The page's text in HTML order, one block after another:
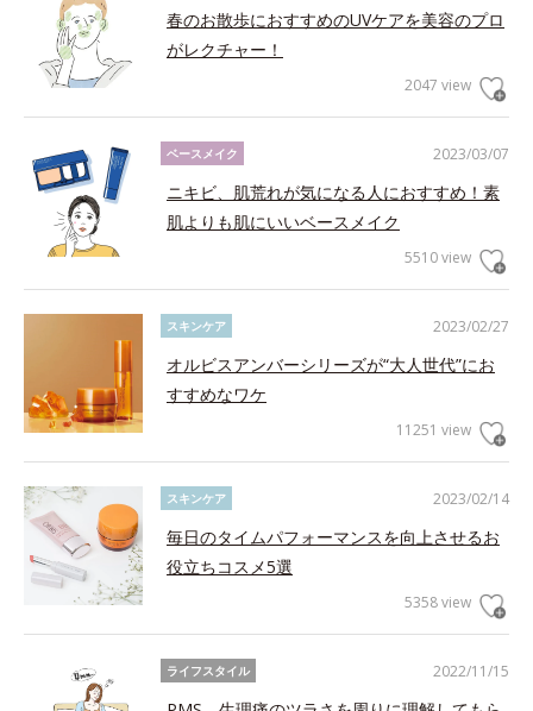
春のお散歩におすすめのUVケアを美容のプロ
がレクチャー！
2047 view
2023/03/07
ベースメイク
ニキビ、肌荒れが気になる人におすすめ！素
肌よりも肌にいいベースメイク
5510 view
2023/02/27
スキンケア
オルビスアンバーシリーズが“大人世代”にお
すすめなワケ
11251 view
2023/02/14
スキンケア
毎日のタイムパフォーマンスを向上させるお
役立ちコスメ5選
5358 view
2022/11/15
ライフスタイル